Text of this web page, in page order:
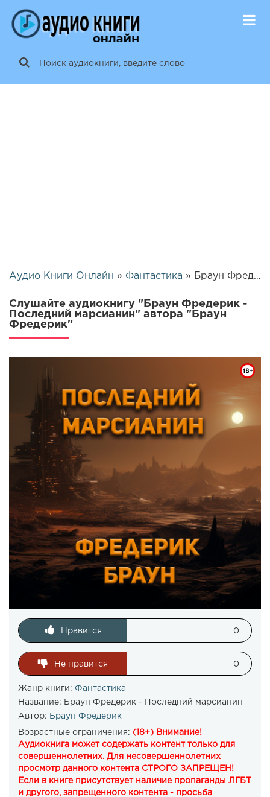
Аудио Книги Онлайн » Фантастика » Браун Фредерик - Последний марсианин | 14833
Слушайте аудиокнигу "Браун Фредерик -
Последний марсианин" автора "Браун
Фредерик"
Нравится 0
Не нравится 0
Жанр книги: Фантастика
Название: Браун Фредерик - Последний марсианин
Автор: Браун Фредерик
Возрастные ограничения: (18+) Внимание!
Аудиокнига может содержать контент только для
совершеннолетних. Для несовершеннолетних
просмотр данного контента СТРОГО ЗАПРЕЩЕН!
Если в книге присутствует наличие пропаганды ЛГБТ
и другого, запрещенного контента - просьба